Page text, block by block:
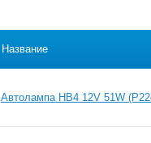
Название
Автолампа HB4 12V 51W